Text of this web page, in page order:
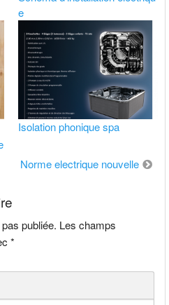
e
Isolation phonique spa
Norme electrique nouvelle
publiée. Les champs
*